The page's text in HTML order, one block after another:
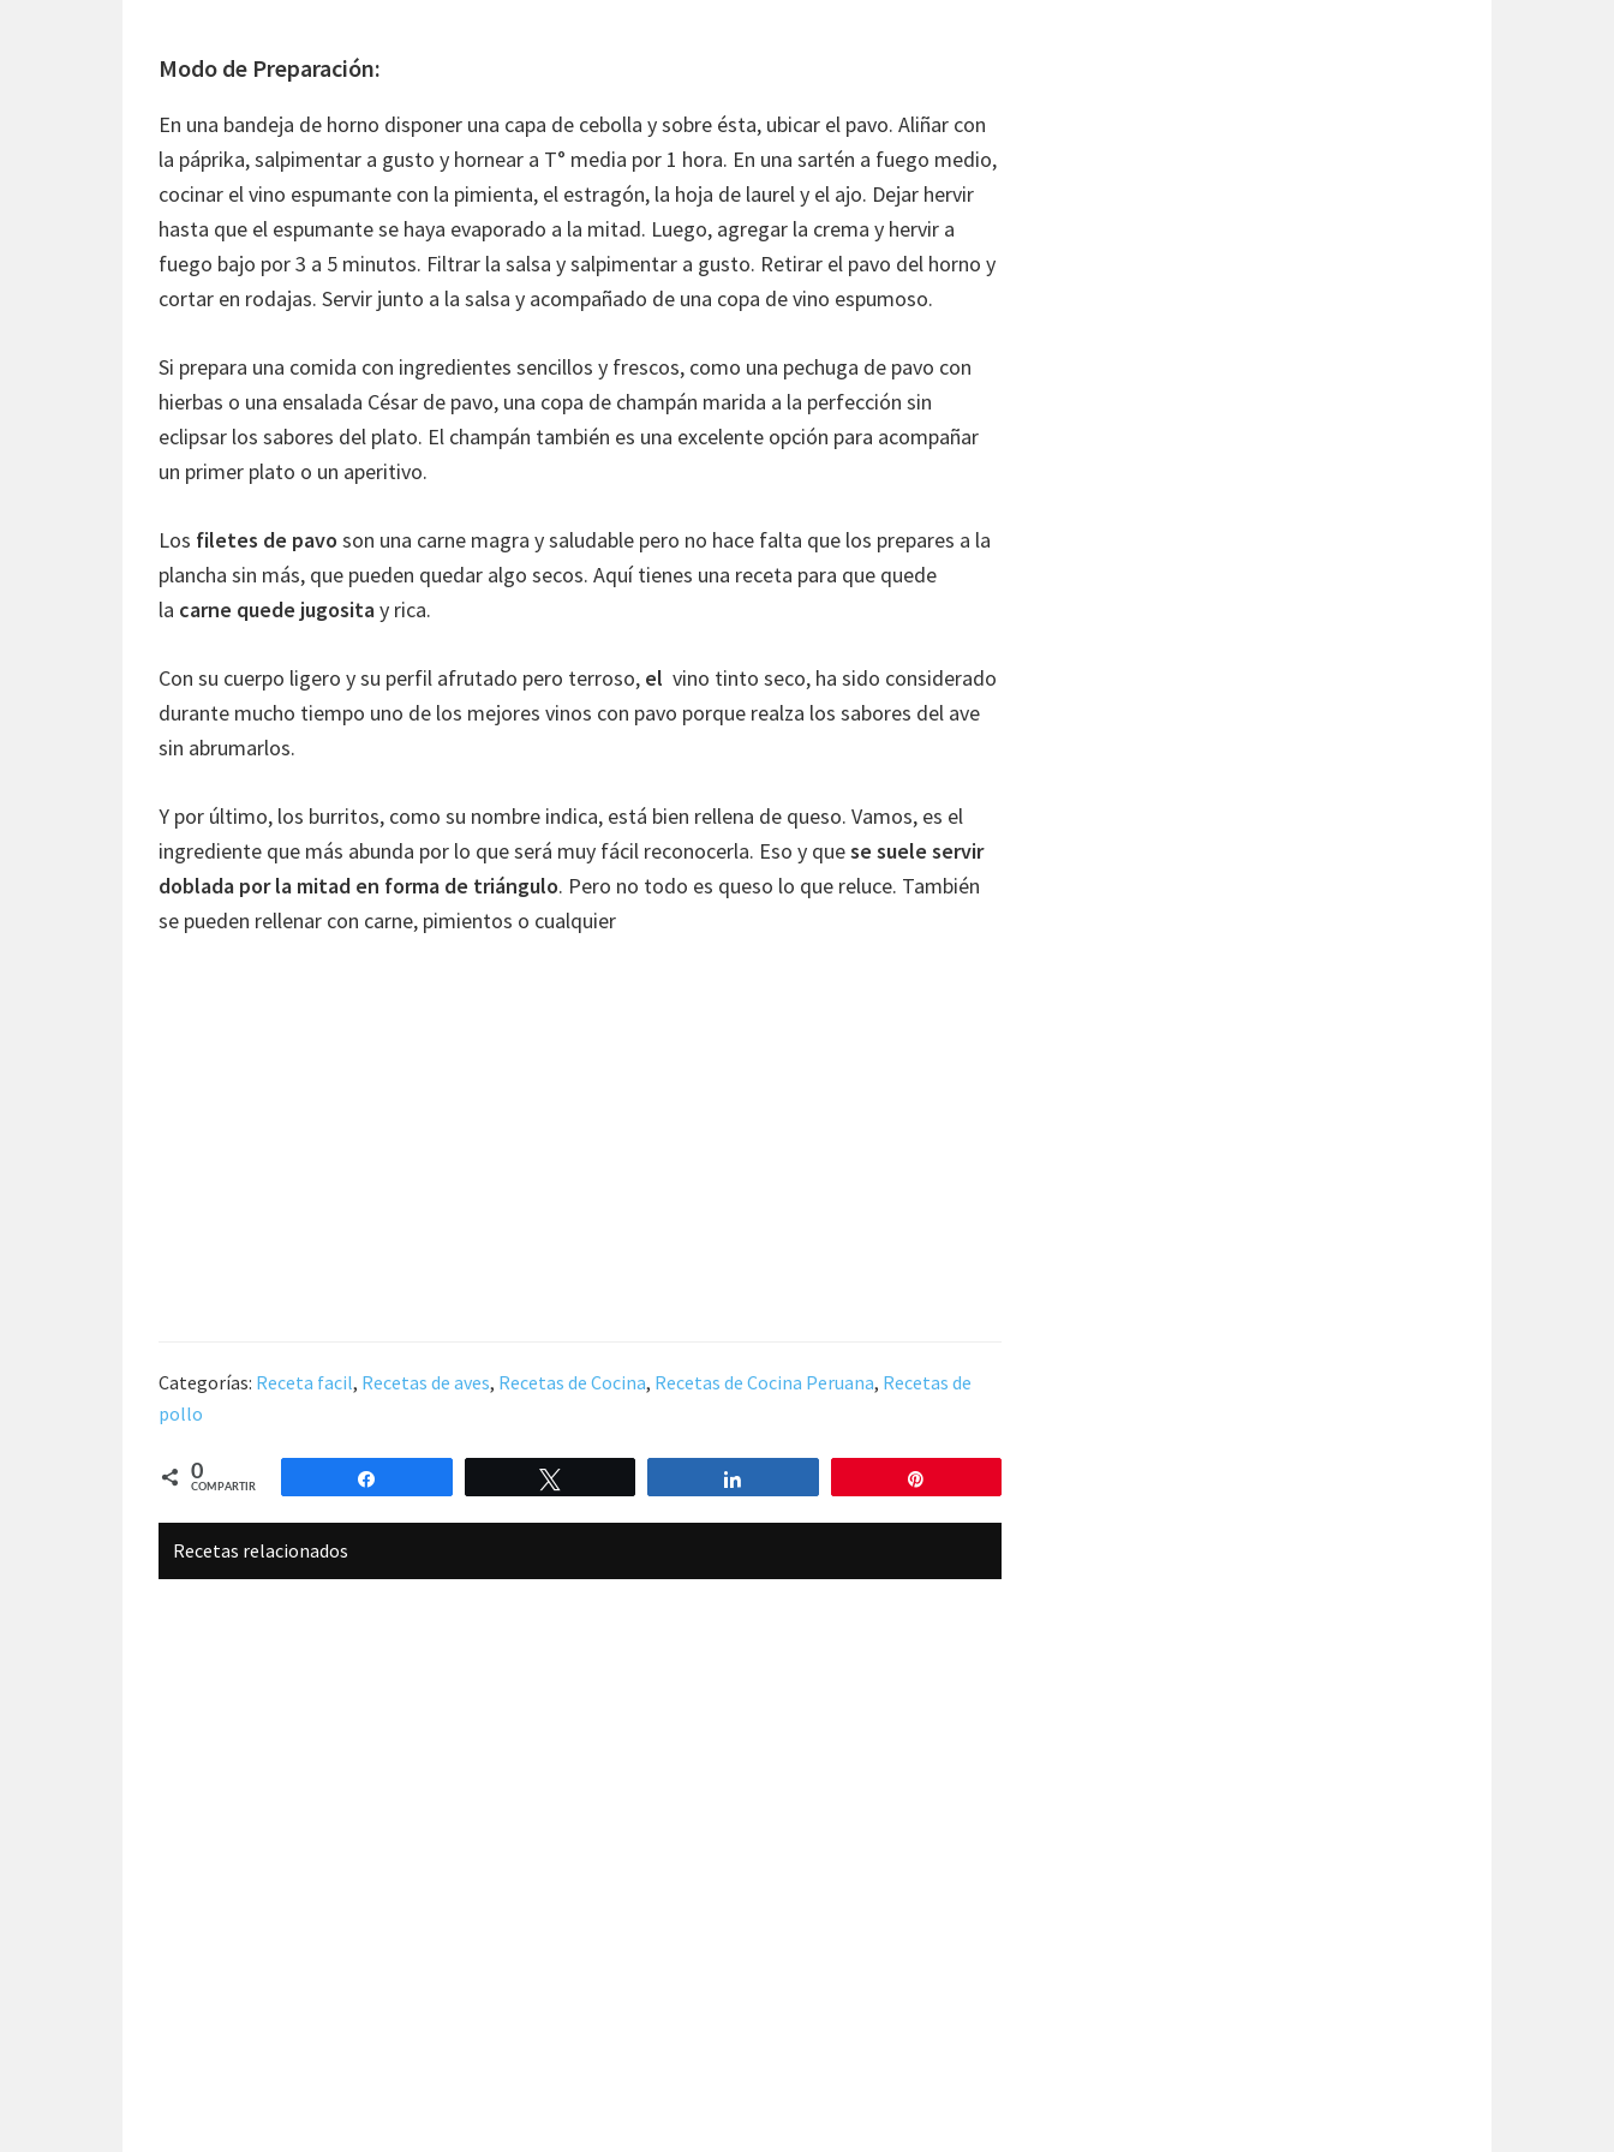
Modo de Preparación:
En una bandeja de horno disponer una capa de cebolla y sobre ésta, ubicar el pavo. Aliñar con
la páprika, salpimentar a gusto y hornear a T° media por 1 hora. En una sartén a fuego medio,
cocinar el vino espumante con la pimienta, el estragón, la hoja de laurel y el ajo. Dejar hervir
hasta que el espumante se haya evaporado a la mitad. Luego, agregar la crema y hervir a
fuego bajo por 3 a 5 minutos. Filtrar la salsa y salpimentar a gusto. Retirar el pavo del horno y
cortar en rodajas. Servir junto a la salsa y acompañado de una copa de vino espumoso.
Si prepara una comida con ingredientes sencillos y frescos, como una pechuga de pavo con
hierbas o una ensalada César de pavo, una copa de champán marida a la perfección sin
eclipsar los sabores del plato. El champán también es una excelente opción para acompañar
un primer plato o un aperitivo.
Los filetes de pavo son una carne magra y saludable pero no hace falta que los prepares a la
plancha sin más, que pueden quedar algo secos. Aquí tienes una receta para que quede
la carne quede jugositay rica.
Con su cuerpo ligero y su perfil afrutado pero terroso, el vino tinto seco, ha sido considerado
durante mucho tiempo uno de los mejores vinos con pavo porque realza los sabores del ave
sin abrumarlos.
Y por último, los burritos, como su nombre indica, está bien rellena de queso. Vamos, es el
ingrediente que más abunda por lo que será muy fácil reconocerla. Eso y quese suele servir
doblada por la mitad en forma de triángulo. Pero no todo es queso lo que reluce. También
se pueden rellenar con carne, pimientos o cualquier
Categorías: Receta facil, Recetas de aves, Recetas de Cocina, Recetas de Cocina Peruana, Recetas de
pollo
0
COMPARTIR
Recetas relacionados